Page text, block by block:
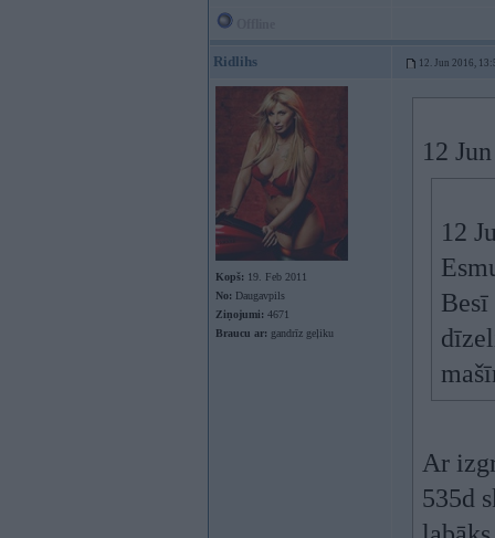
Ridlihs 12. Jun 2016,
Kopš: 19. Feb 2011
No: Daugavpils
Ziņojumi: 4671
Braucu ar: gandrīz geļiku
12
12
Ar
535d